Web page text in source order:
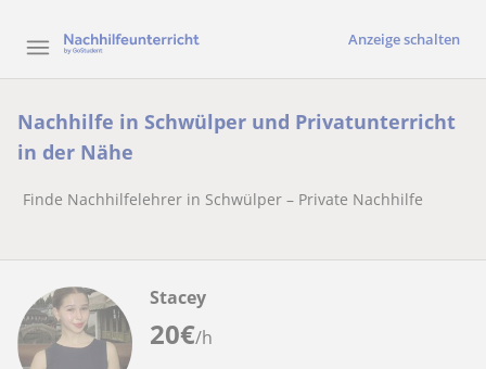
Anzeige schalten
Nachhilfe in Schwülper und Privatunterricht
in der Nähe
Finde Nachhilfelehrer in Schwülper – Private Nachhilfe
20€/h
Stacey